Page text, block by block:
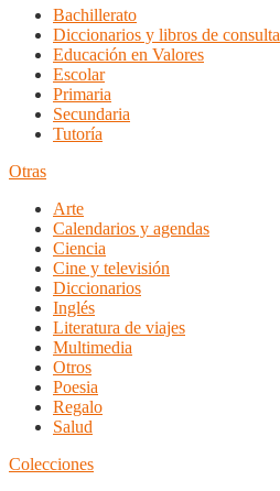
Bachillerato
Diccionarios y libros de consulta
Educación en Valores
Escolar
Primaria
Secundaria
Tutoría
Otras
Arte
Calendarios y agendas
Ciencia
Cine y televisión
Diccionarios
Inglés
Literatura de viajes
Multimedia
Otros
Poesia
Regalo
Salud
Colecciones